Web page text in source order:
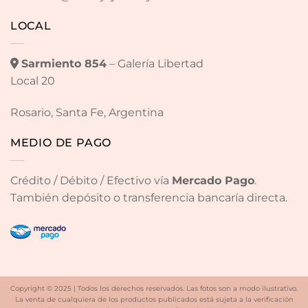
LOCAL
Sarmiento 854– Galería Libertad
Local 20
Rosario, Santa Fe, Argentina
MEDIO DE PAGO
Crédito / Débito / Efectivo vía Mercado Pago.
También depósito o transferencia bancaría directa.
Copyright © 2025 | Todos los derechos reservados. Las fotos son a modo ilustrativo.
La venta de cualquiera de los productos publicados está sujeta a la verificación